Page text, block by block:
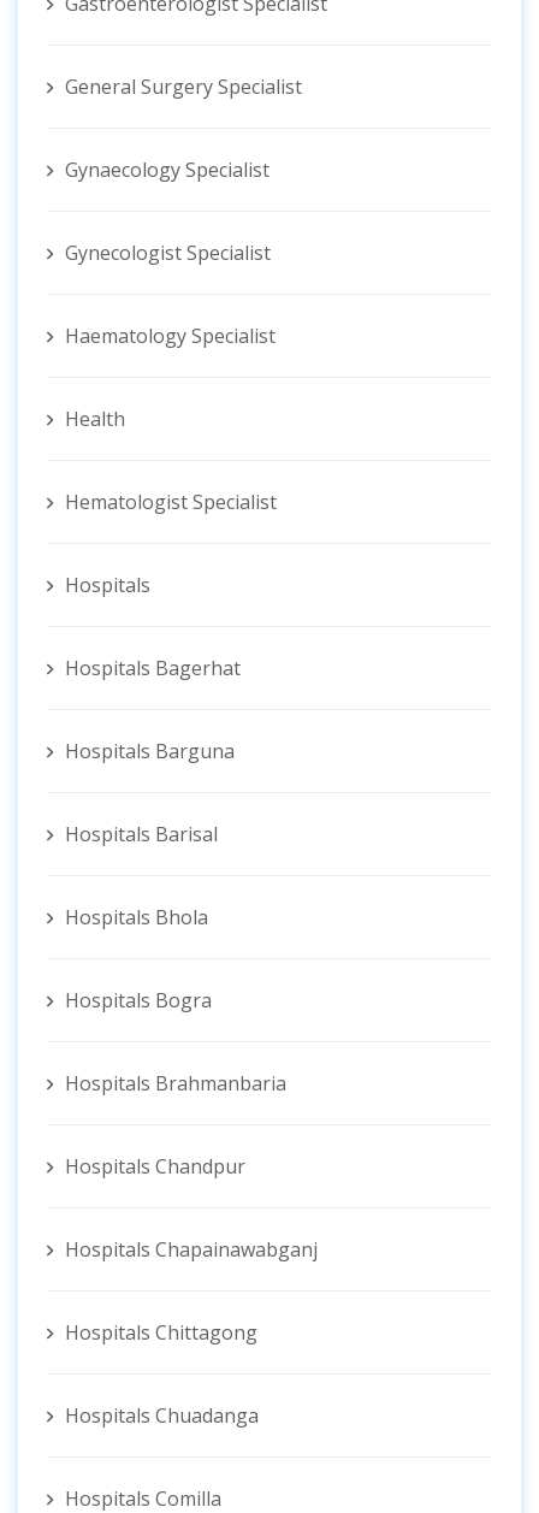
General Surgery Specialist
Gynaecology Specialist
Gynecologist ‍Specialist
Haematology Specialist
Health
Hematologist ‍Specialist
Hospitals
Hospitals Bagerhat
Hospitals Barguna
Hospitals Barisal
Hospitals Bhola
Hospitals Bogra
Hospitals Brahmanbaria
Hospitals Chandpur
Hospitals Chapainawabganj
Hospitals Chittagong
Hospitals Chuadanga
Hospitals Comilla